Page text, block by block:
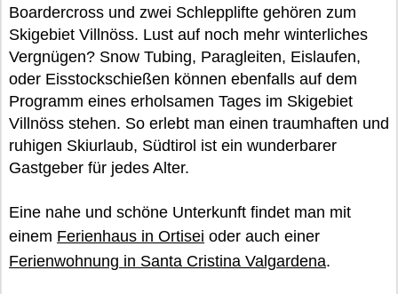
Boardercross und zwei Schlepplifte gehören zum
Skigebiet Villnöss. Lust auf noch mehr winterliches
Vergnügen? Snow Tubing, Paragleiten, Eislaufen,
oder Eisstockschießen können ebenfalls auf dem
Programm eines erholsamen Tages im Skigebiet
Villnöss stehen. So erlebt man einen traumhaften und
ruhigen Skiurlaub, Südtirol ist ein wunderbarer
Gastgeber für jedes Alter.
Eine nahe und schöne Unterkunft findet man mit
einem Ferienhaus in Ortisei oder auch einer
Ferienwohnung in Santa Cristina Valgardena.